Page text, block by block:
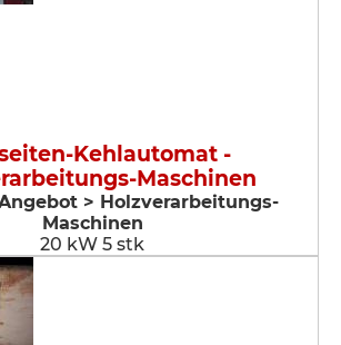
Kehlautomat -
Maschinen
> Holzverarbeitungs-
Maschinen
20 kW 5 stk